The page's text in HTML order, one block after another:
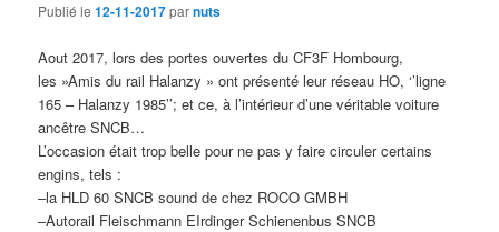
Publié le12-11-2017parnuts
Aout 2017, lors des portes ouvertes du CF3F Hombourg,
les »Amis du rail Halanzy » ont présenté leur réseau HO, ‘’ligne
165 – Halanzy 1985’’; et ce, à l’intérieur d’une véritable voiture
ancêtre SNCB…
L’occasion était trop belle pour ne pas y faire circuler certains
engins, tels :
–la HLD 60 SNCB sound de chez ROCO GMBH
–Autorail Fleischmann EIrdinger Schienenbus SNCB